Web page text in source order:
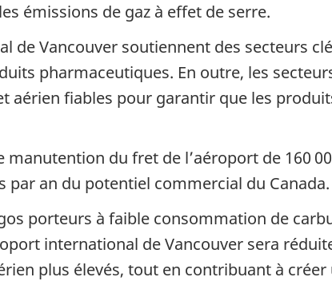
émissions de gaz à effet de serre.
de Vancouver soutiennent des secteurs
pharmaceutiques. En outre, les
aérien fiables pour garantir que les
du fret de l’aéroport de 160
an du potentiel commercial du Canada.
porteurs à faible consommation de
international de Vancouver sera
plus élevés, tout en contribuant à